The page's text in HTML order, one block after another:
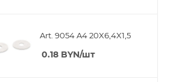
Art. 9054 A4 20X6,4X1,5
0.18 BYN/шт